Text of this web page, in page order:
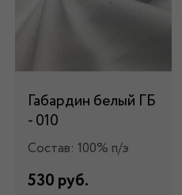
Габардин белый ГБ
- 010
Состав: 100% п/э
530 руб.